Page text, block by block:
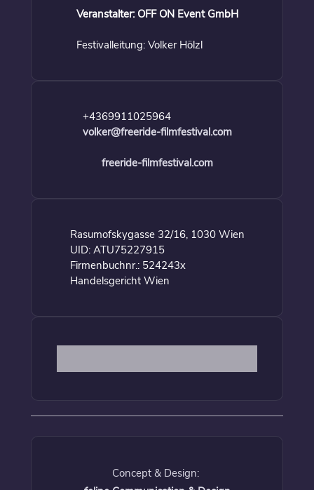
Veranstalter: OFF ON Event GmbH
Festivalleitung: Volker Hölzl
+4369911025964
volker@freeride-filmfestival.com
freeride-filmfestival.com
Rasumofskygasse 32/16, 1030 Wien
UID: ATU75227915
Firmenbuchnr.: 524243x
Handelsgericht Wien
Concept & Design: